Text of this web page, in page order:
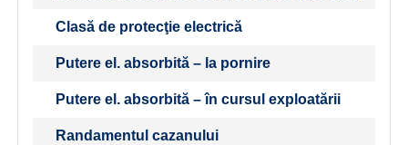
Clasă de protecţie electrică
Putere el. absorbită – la pornire
Putere el. absorbită – în cursul exploatării
Randamentul cazanului